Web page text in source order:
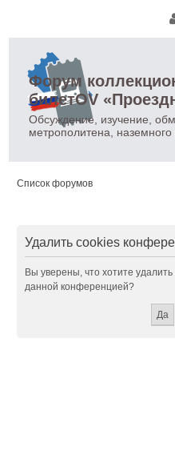
Форум
билетOV
Обсуждение, изучение,
метрополитена,
Список форумов
Удалить cookies
Вы уверены, что хотите
данной конференцией?